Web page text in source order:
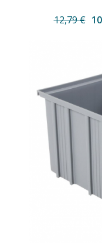
12,79 €